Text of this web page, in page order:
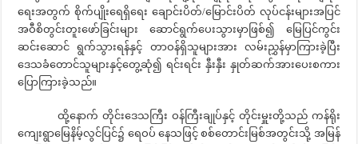
ရေးအတွက် စိုက်ပျိုးရေရှိရေး ချောင်းပိတ်/မြောင်းပိတ် လုပ်ငန်းများအပြင်
အဝီစိတွင်းတူးဖော်ခြင်းများ ဆောင်ရွက်ပေးသွားမှာဖြစ်၍ မြေပြင်ကွင်း
ဆင်းဆောင် ရွက်သွားရန်နှင့် တာဝန်ရှိသူများအား လမ်းညွှန်မှာကြားခဲ့ပြီး
ဒေသခံတောင်သူများနှင့်တွေ့ဆုံ၍ ရင်းရင်း နှီးနှီး နှုတ်ဆက်အားပေးစကား
ပြောကြားခဲ့သည်။
ထို့နောက် တိုင်းဒေသကြီး ဝန်ကြီးချုပ်နှင့် တိုင်းမှူးတို့သည် ကန်ရိုး
ကျေးရွာမြေနိမ့်လွင်ပြင်၌ ရေဝပ် နေသဖြင့် စစ်တောင်းမြစ်အတွင်းသို့ အမြန်